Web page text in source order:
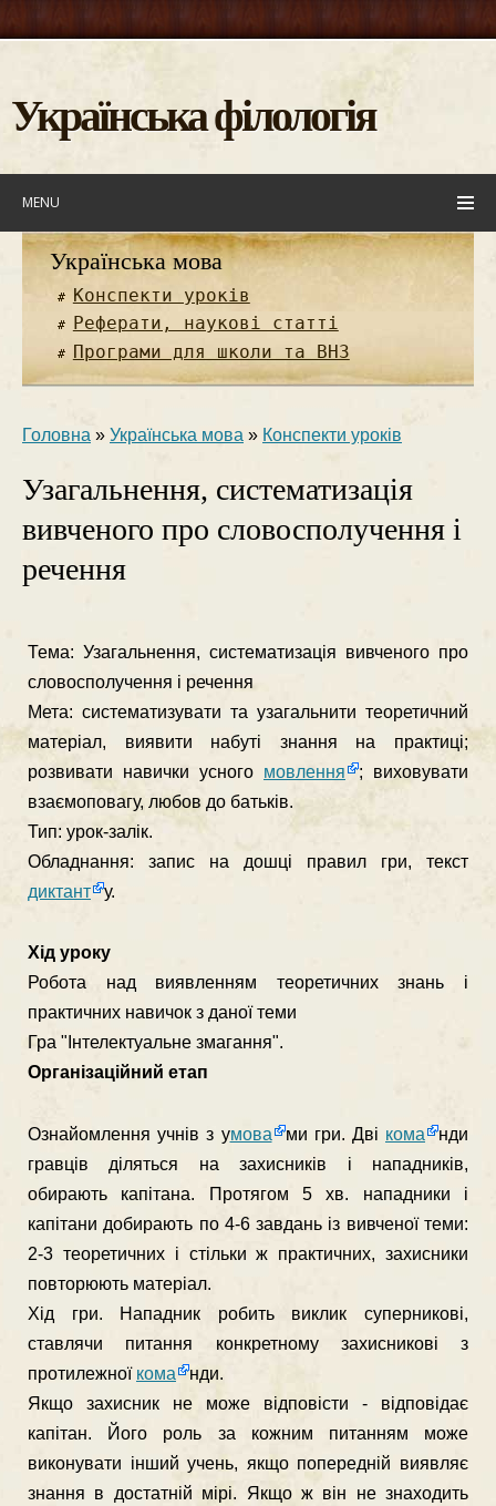
Українська філологія
MENU
Українська мова
Конспекти уроків
Реферати, наукові статті
Програми для школи та ВНЗ
Головна » Українська мова » Конспекти уроків
Узагальнення, систематизація
вивченого про словосполучення і
речення
Тема: Узагальнення, систематизація вивченого про
словосполучення і речення
Мета: систематизувати та узагальнити теоретичний
матеріал, виявити на­буті знання на практиці;
розвивати навички усного мовлення
; вихову­вати
взаємоповагу, любов до батьків.
Тип: урок-залік.
Обладнання: запис на дошці правил гри, текст
диктант
у.
Хід уроку
Робота над виявленням теоретичних знань і
практичних навичок з даної теми
Гра "Інтелектуальне змагання".
Організаційний етап
Ознайомлення учнів з умова ми гри. Дві кома
нди
гравців діляться на захисників і нападників,
обирають капітана. Протягом 5 хв. нападники і
капітани добирають по 4-6 завдань із вивченої теми:
2-3 теоре­тичних і стільки ж практичних, захисники
повторюють матеріал.
Хід гри. Нападник робить виклик суперникові,
ставлячи питання конк­ретному захисникові з
протилежної кома
нди.
Якщо захисник не може відповісти - відповідає
капітан. Його роль за кожним питанням може
виконувати інший учень, якщо попередній виявляє
знання в достатній мірі. Якщо ж він не знаходить